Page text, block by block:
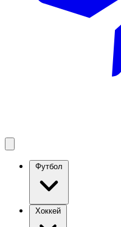
Футбол
Хоккей